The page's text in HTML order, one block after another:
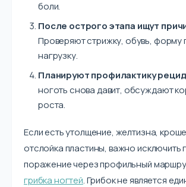
боли.
После острого этапа ищут
Проверяют стрижку, обувь, форму
нагрузку.
Планируют профилактику
ноготь снова давит, обсуждают
роста.
Если есть утолщение, желтизна,
отслойка пластины, важно исключить
поражение через профильный
грибка ногтей. Грибок не является